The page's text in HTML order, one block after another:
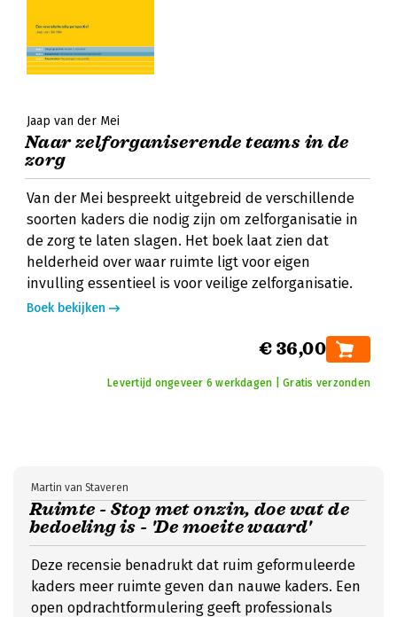
Jaap van der Mei
Naar zelforganiserende teams in de
zorg
Van der Mei bespreekt uitgebreid de verschillende
soorten kaders die nodig zijn om zelforganisatie in
de zorg te laten slagen. Het boek laat zien dat
helderheid over waar ruimte ligt voor eigen
invulling essentieel is voor veilige zelforganisatie.
Boek bekijken
€ 36,00
Levertijd ongeveer 6 werkdagen | Gratis verzonden
Ruimte - Stop met onzin, doe wat de
bedoeling is - 'De moeite waard'
Martin van Staveren
Deze recensie benadrukt dat ruim geformuleerde
kaders meer ruimte geven dan nauwe kaders. Een
open opdrachtformulering geeft professionals